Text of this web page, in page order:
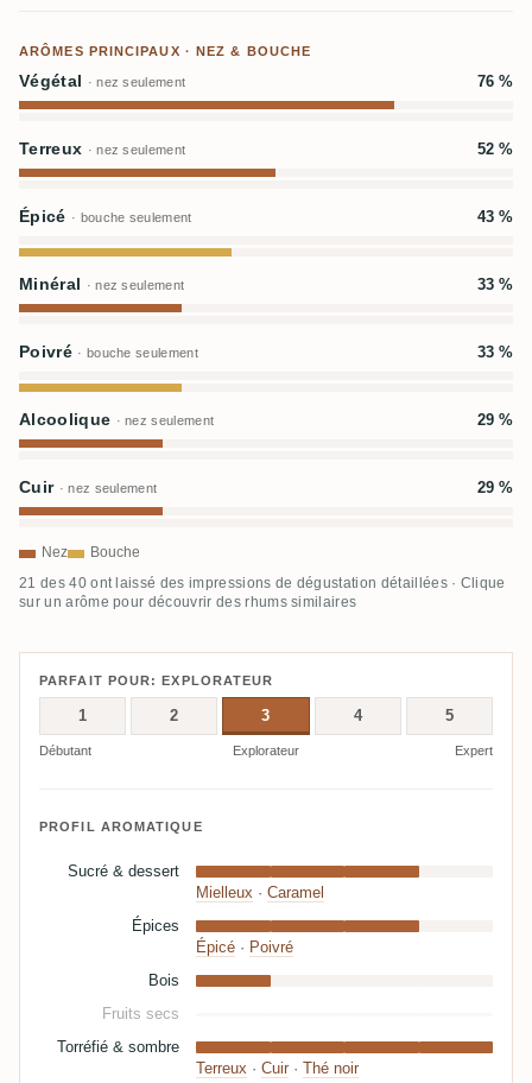
ARÔMES PRINCIPAUX · NEZ & BOUCHE
Végétal · nez seulement 76 %
Terreux · nez seulement 52 %
Épicé · bouche seulement 43 %
Minéral · nez seulement 33 %
Poivré · bouche seulement 33 %
Alcoolique · nez seulement 29 %
Cuir · nez seulement 29 %
Nez Bouche
21 des 40 ont laissé des impressions de dégustation détaillées · Clique
sur un arôme pour découvrir des rhums similaires
PARFAIT POUR: EXPLORATEUR
1 2 3 4 5
Débutant Explorateur Expert
PROFIL AROMATIQUE
Sucré & dessert
Mielleux · Caramel
Épices
Épicé · Poivré
Bois
Fruits secs
Torréfié & sombre
Terreux · Cuir · Thé noir